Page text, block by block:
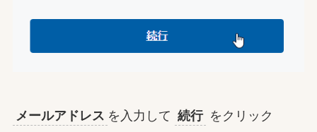
メールアドレス を入力して 続行 をクリック